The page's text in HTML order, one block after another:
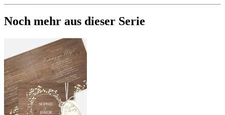
Noch mehr aus dieser Serie